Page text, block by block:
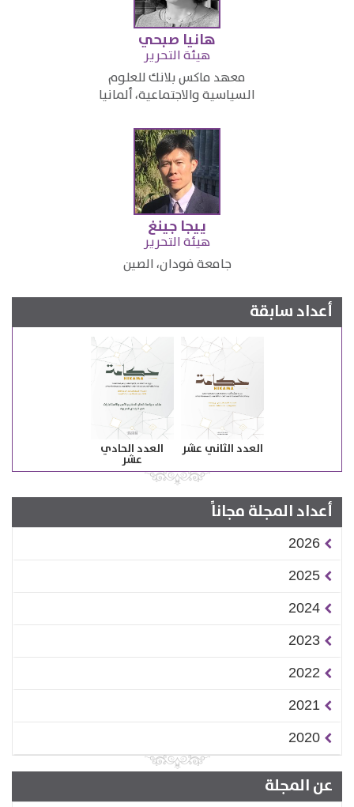
هانيا صبحي
​هيئة التحرير
​معهد ماكس بلانك للعلوم
السياسية والاجتماعية، ألمانيا​
ييجا جينغ
​هيئة التحرير
​جامعة فودان، الصين​
أعداد سابقة
العدد الثاني عشر العدد الحادي
عشر
أعداد المجلة مجاناً
2026
2025
2024
2023
2022
2021
2020
عن المجلة